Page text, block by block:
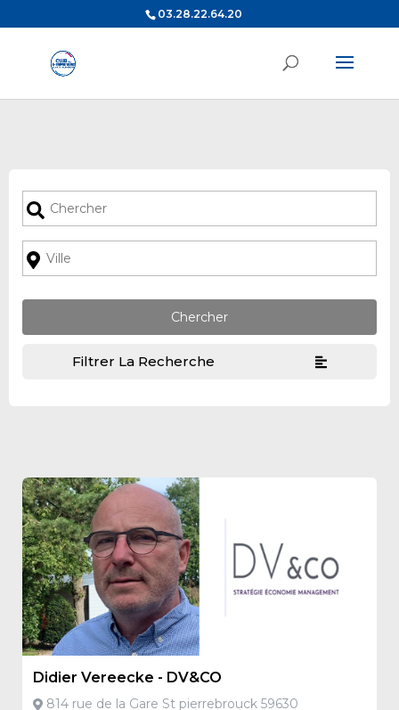
03.28.22.64.20
Filtrer La Recherche
Didier Vereecke - DV&CO
814 rue de la Gare St pierrebrouck 59630